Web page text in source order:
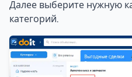
Далее выберите нужную
категорий.